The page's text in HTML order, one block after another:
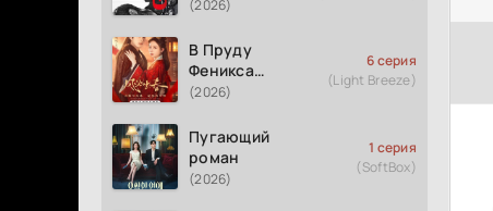
(2026)
(2026)
В Пруду
Феникса
рождается
(2026)
6 серия
(Light Breeze)
Пугающий
роман
(2026)
1 серия
(SoftBox)